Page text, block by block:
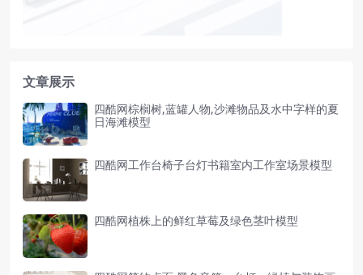
文章展示
四酷网棕榈树,蓝罐人物,沙滩物品及水中字样的夏
日海滩模型
四酷网工作台椅子台灯书籍室内工作室场景模型
四酷网植株上的鲜红草莓及绿色茎叶模型